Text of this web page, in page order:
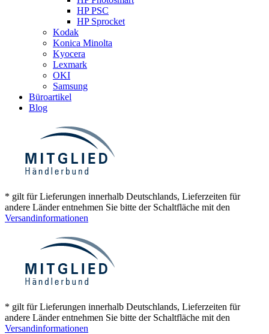
HP PSC
HP Sprocket
Kodak
Konica Minolta
Kyocera
Lexmark
OKI
Samsung
Büroartikel
Blog
* gilt für Lieferungen innerhalb Deutschlands, Lieferzeiten für
andere Länder entnehmen Sie bitte der Schaltfläche mit den
Versandinformationen
* gilt für Lieferungen innerhalb Deutschlands, Lieferzeiten für
andere Länder entnehmen Sie bitte der Schaltfläche mit den
Versandinformationen